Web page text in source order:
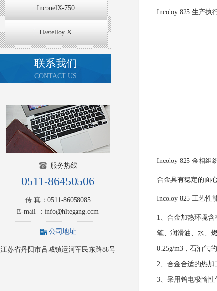
InconelX-750
Hastelloy X
联系我们
CONTACT US
服务热线
0511-86450506
传 真：0511-86058085
E-mail ：info@hltegang.com
公司地址
江苏省丹阳市吕城镇运河军民东路88号
Incoloy 825 生产执
Incoloy 825 金相组
合金具有稳定的面
Incoloy 825 工艺性
1、合金加热环境
笔、润滑油、水、
0.25g/m3，石油气
2、合金合适的热
3、采用钨电极惰